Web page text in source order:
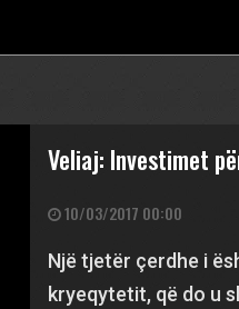
Veliaj: Investimet
10/03/2017 00:00
Një tjetër çerdhe i
kryeqytetit, që do u